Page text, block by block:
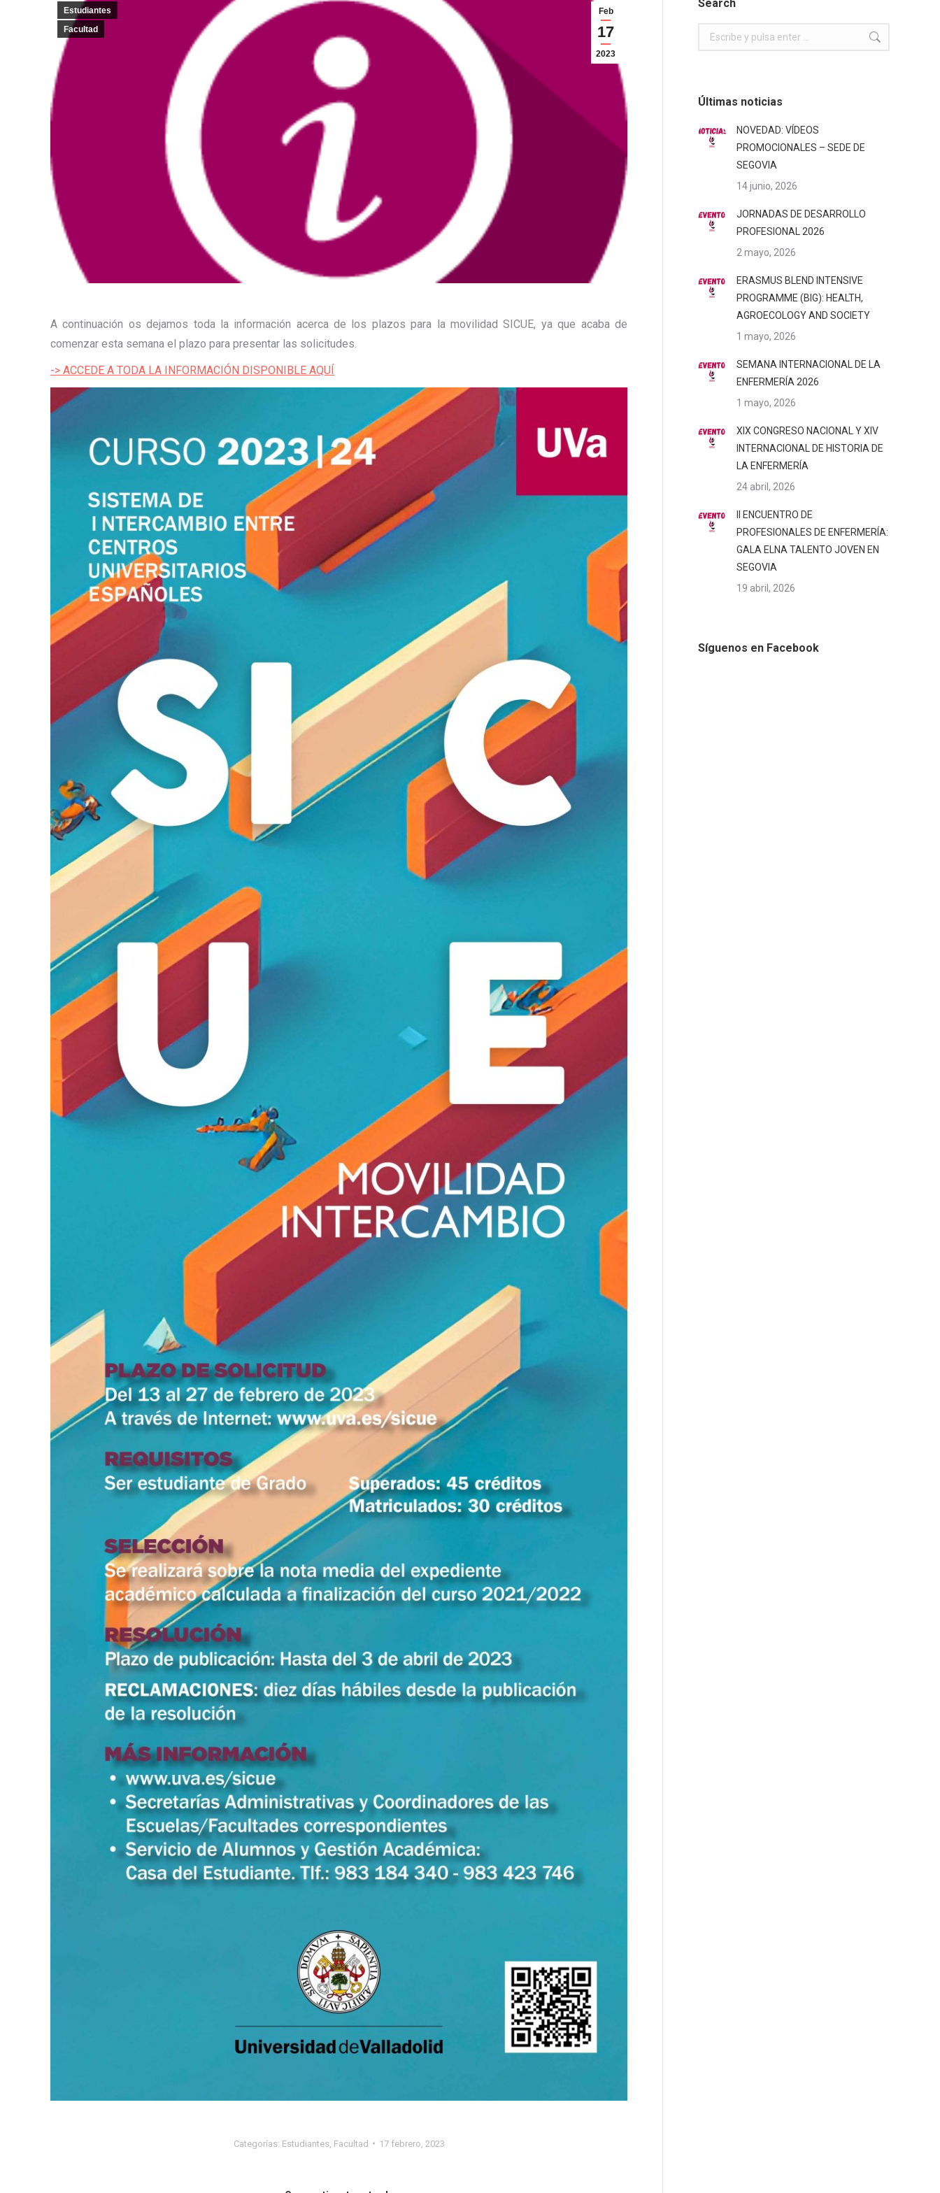
Feb
17
2023
Estudiantes
Facultad
A continuación os dejamos toda la información acerca de los plazos para la movilidad SICUE, ya que acaba de
comenzar esta semana el plazo para presentar las solicitudes.
-> ACCEDE A TODA LA INFORMACIÓN DISPONIBLE AQUÍ
Categorías: Estudiantes, Facultad 17 febrero, 2023
Search
Buscar:
Últimas noticias
NOVEDAD: VÍDEOS
PROMOCIONALES – SEDE DE
SEGOVIA
14 junio, 2026
JORNADAS DE DESARROLLO
PROFESIONAL 2026
2 mayo, 2026
ERASMUS BLEND INTENSIVE
PROGRAMME (BIG): HEALTH,
AGROECOLOGY AND SOCIETY
1 mayo, 2026
SEMANA INTERNACIONAL DE LA
ENFERMERÍA 2026
1 mayo, 2026
XIX CONGRESO NACIONAL Y XIV
INTERNACIONAL DE HISTORIA DE
LA ENFERMERÍA
24 abril, 2026
II ENCUENTRO DE
PROFESIONALES DE ENFERMERÍA:
GALA ELNA TALENTO JOVEN EN
SEGOVIA
19 abril, 2026
Síguenos en Facebook